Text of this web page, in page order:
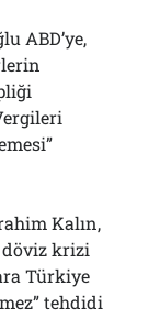
ABD’ye,
Kalın,
döviz krizi
Türkiye
tehdidi